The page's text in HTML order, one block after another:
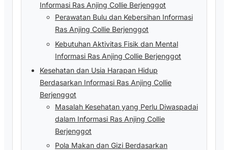
Informasi Ras Anjing Collie Berjenggot
Perawatan Bulu dan Kebersihan Informasi
Ras Anjing Collie Berjenggot
Kebutuhan Aktivitas Fisik dan Mental
Informasi Ras Anjing Collie Berjenggot
Kesehatan dan Usia Harapan Hidup
Berdasarkan Informasi Ras Anjing Collie
Berjenggot
Masalah Kesehatan yang Perlu Diwaspadai
dalam Informasi Ras Anjing Collie
Berjenggot
Pola Makan dan Gizi Berdasarkan